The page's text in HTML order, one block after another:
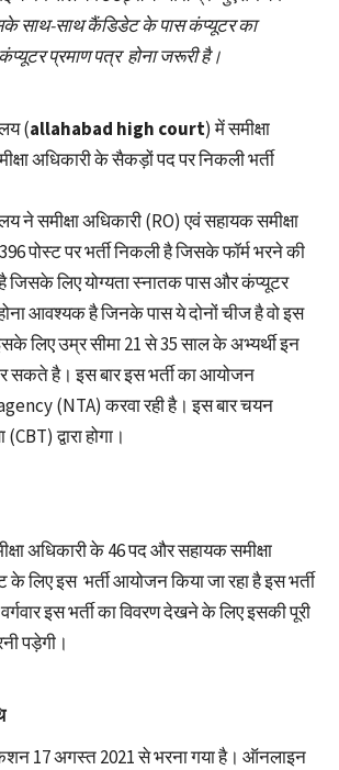
साथ-साथ कैंडिडेट के पास कंप्यूटर का
कंप्यूटर प्रमाण पत्र होना जरूरी है।
(allahabad high court) में समीक्षा
अधिकारी के सैकड़ों पद पर निकली भर्ती
ने समीक्षा अधिकारी (RO) एवं सहायक समीक्षा
पोस्ट पर भर्ती निकली है जिसके फॉर्म भरने की
जिसके लिए योग्यता स्नातक पास और कंप्यूटर
आवश्यक है जिनके पास ये दोनों चीज है वो इस
लिए उम्र सीमा 21 से 35 साल के अभ्यर्थी इन
सकते है। इस बार इस भर्ती का आयोजन
(NTA) करवा रही है। इस बार चयन
द्वारा होगा।
अधिकारी के 46 पद और सहायक समीक्षा
के लिए इस भर्ती आयोजन किया जा रहा है इस भर्ती
इस भर्ती का विवरण देखने के लिए इसकी पूरी
पड़ेगी।
17 अगस्त 2021 से भरना गया है। ऑनलाइन